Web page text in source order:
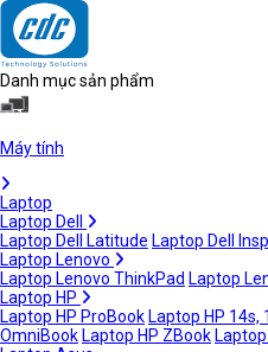
Danh mục sản phẩm
Máy tính
Laptop
Laptop Dell
Laptop Dell Latitude Laptop Dell
Laptop Lenovo
Laptop Lenovo ThinkPad Laptop
Laptop HP
Laptop HP ProBook Laptop HP 14s,
OmniBook Laptop HP ZBook